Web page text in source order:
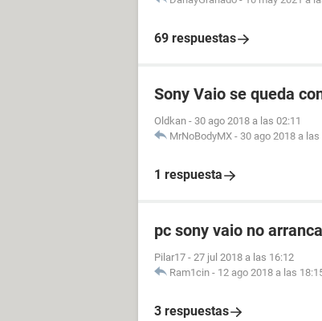
69 respuestas
Sony Vaio se queda
Oldkan - 30 ago 2018 a las 02:11
MrNoBodyMX - 30 ago 2018 a las
1 respuesta
pc sony vaio no arranca
Pilar17 - 27 jul 2018 a las 16:12
Ram1cin - 12 ago 2018 a las
3 respuestas